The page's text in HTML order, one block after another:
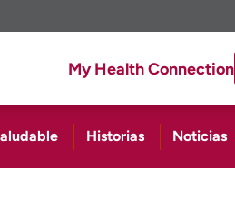
My Health Connection
Historias Noticias